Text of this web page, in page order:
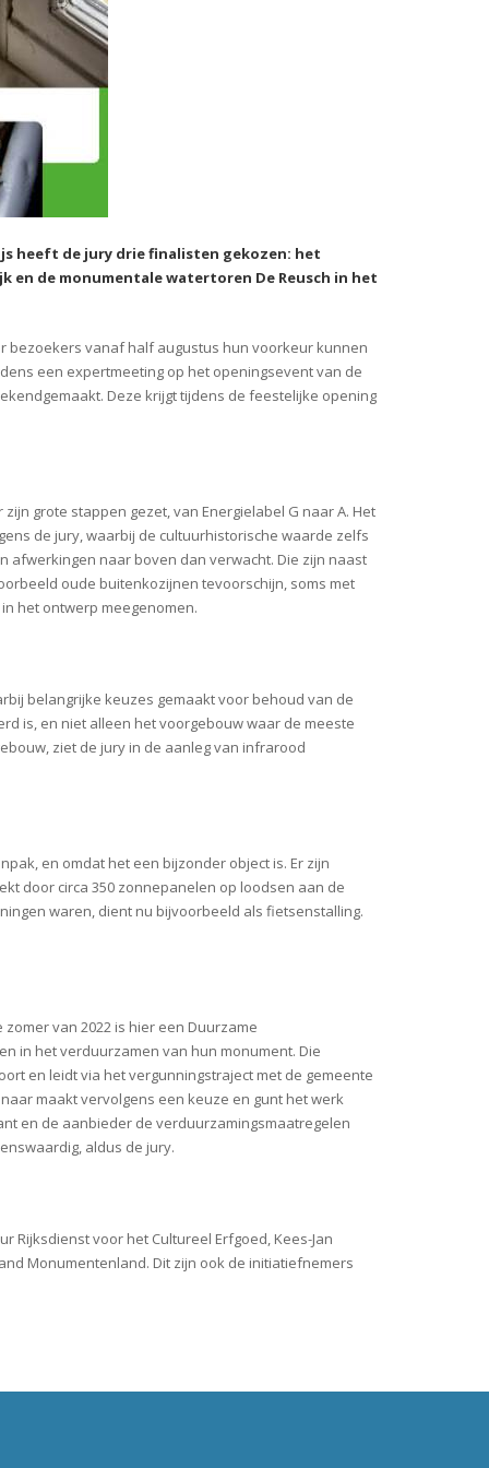
heeft de jury drie finalisten gekozen: het
en de monumentale watertoren De Reusch in het
bezoekers vanaf half augustus hun voorkeur kunnen
een expertmeeting op het openingsevent van de
Deze krijgt tijdens de feestelijke opening
grote stappen gezet, van Energielabel G naar A. Het
de jury, waarbij de cultuurhistorische waarde zelfs
afwerkingen naar boven dan verwacht. Die zijn naast
oude buitenkozijnen tevoorschijn, soms met
het ontwerp meegenomen.
belangrijke keuzes gemaakt voor behoud van de
is, en niet alleen het voorgebouw waar de meeste
ziet de jury in de aanleg van infrarood
en omdat het een bijzonder object is. Er zijn
door circa 350 zonnepanelen op loodsen aan de
waren, dient nu bijvoorbeeld als fietsenstalling.
van 2022 is hier een Duurzame
in het verduurzamen van hun monument. Die
en leidt via het vergunningstraject met de gemeente
maakt vervolgens een keuze en gunt het werk
en de aanbieder de verduurzamingsmaatregelen
aldus de jury.
Rijksdienst voor het Cultureel Erfgoed, Kees-Jan
Monumentenland. Dit zijn ook de initiatiefnemers